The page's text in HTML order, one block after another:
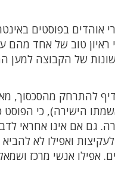
אוהדים בפוסטים
טוב של אחד מהם
של הקבוצה למען
להתרחק מהסכסוך,
גם אם אינו אחראי
ואפילו לא
אפילו אנשי מרכז